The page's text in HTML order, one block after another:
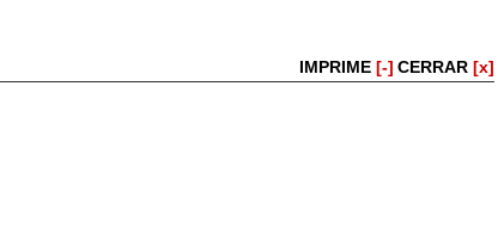
IMPRIME [-] CERRAR [x]